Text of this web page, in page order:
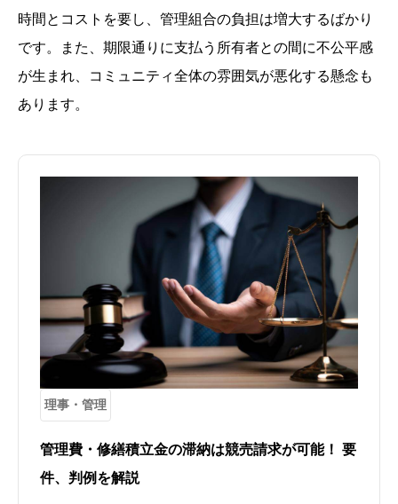
時間とコストを要し、管理組合の負担は増大するばかり
です。また、期限通りに支払う所有者との間に不公平感
が生まれ、コミュニティ全体の雰囲気が悪化する懸念も
あります。
理事・管理
管理費・修繕積立金の滞納は競売請求が可能！ 要
件、判例を解説